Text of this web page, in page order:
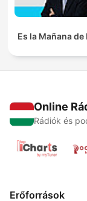
Es la Mañana de
Online
Rádiók és
Erőforrások